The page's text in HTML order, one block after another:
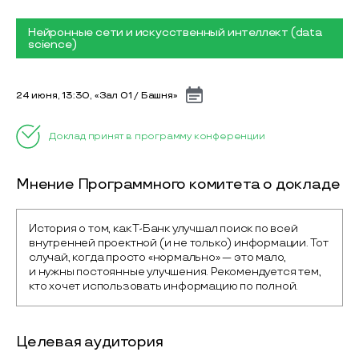
Нейронные сети и искусственный интеллект (data
science)
24 июня, 13:30, «Зал 01 / Башня»
Доклад принят в программу конференции
Мнение Программного комитета о докладе
История о том, как Т-Банк улучшал поиск по всей
внутренней проектной (и не только) информации. Тот
случай, когда просто «нормально» — это мало,
и нужны постоянные улучшения. Рекомендуется тем,
кто хочет использовать информацию по полной.
Целевая аудитория